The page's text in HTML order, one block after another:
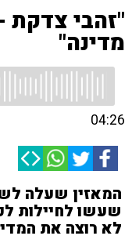
"זהבי צדקת
מדינה"
04:26
המאזין שעלה
שעשו לחיילות
לא רוצה את